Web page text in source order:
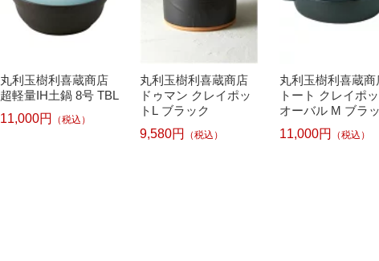
丸利玉樹利喜蔵商店
超軽量IH土鍋 8号 TBL
11,000円
（税込）
丸利玉樹利喜蔵商店
ドゥマン クレイポッ
トL ブラック
9,580円
（税込）
丸利玉樹利喜蔵商
トート クレイポ
オーバル M ブラ
11,000円
（税込）